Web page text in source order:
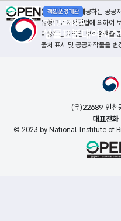
본 누리집에서 제공하는 공공
유형으로 저작권법에 의하여
이용자는 저작권 보호정책을
출처 표시 및 공공저작물을 변
(우)22689 인천
대표전
© 2023 by National Institute of